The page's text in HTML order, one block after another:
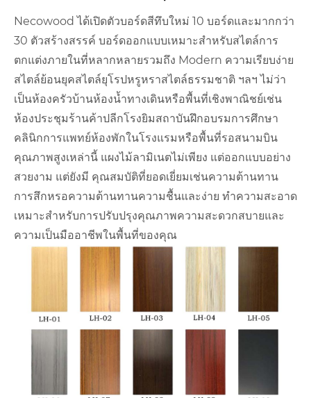
Necowood ได้เปิดตัวบอร์ดสีทึบใหม่ 10 บอร์ดและมากกว่า
30 ตัวสร้างสรรค์ บอร์ดออกแบบเหมาะสำหรับสไตล์การ
ตกแต่งภายในที่หลากหลายรวมถึง Modern ความเรียบง่าย
สไตล์ย้อนยุคสไตล์ยุโรปหรูหราสไตล์ธรรมชาติ ฯลฯ ไม่ว่า
เป็นห้องครัวบ้านห้องน้ำทางเดินหรือพื้นที่เชิงพาณิชย์เช่น
ห้องประชุมร้านค้าปลีกโรงยิมสถาบันฝึกอบรมการศึกษา
คลินิกการแพทย์ห้องพักในโรงแรมหรือพื้นที่รอสนามบิน
คุณภาพสูงเหล่านี้ แผงไม้ลามิเนตไม่เพียง แต่ออกแบบอย่าง
สวยงาม แต่ยังมี คุณสมบัติที่ยอดเยี่ยมเช่นความต้านทาน
การสึกหรอความต้านทานความชื้นและง่าย ทำความสะอาด
เหมาะสำหรับการปรับปรุงคุณภาพความสะดวกสบายและ
ความเป็นมืออาชีพในพื้นที่ของคุณ